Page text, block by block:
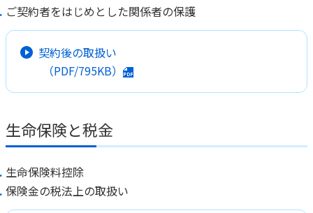
ご契約者をはじめとした関係者の保護
契約後の取扱い
（PDF/795KB）
生命保険と税金
生命保険料控除
保険金の税法上の取扱い